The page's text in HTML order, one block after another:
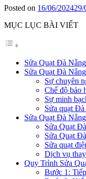
Posted on 16/06/202429/
MỤC LỤC BÀI VIẾT
Sửa Quạt Đà
Sửa Quạt Đà
Sự chuyên
Chế độ bảo
Sự minh
Sửa quạt
Sửa Quạt Đà
Sửa Quạt
Sửa Quạt
Sửa quạt
Dịch vụ
Quy Trình Sửa
Bước 1: